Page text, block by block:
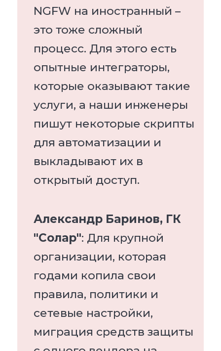
NGFW на иностранный –
это тоже сложный
процесс. Для этого есть
опытные интеграторы,
которые оказывают такие
услуги, а наши инженеры
пишут некоторые скрипты
для автоматизации и
выкладывают их в
открытый доступ.
Александр Баринов, ГК
"Солар": Для крупной
организации, которая
годами копила свои
правила, политики и
сетевые настройки,
миграция средств защиты